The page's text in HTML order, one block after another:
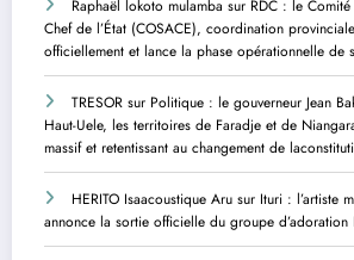
Raphaël lokoto mulamba sur RDC : le
Chef de l’État (COSACE), coordination
officiellement et lance la phase opérationnelle de
TRESOR sur Politique : le gouverneur Jean
Haut-Uele, les territoires de Faradje et de
massif et retentissant au changement de
HERITO Isaacoustique Aru sur Ituri : l’artiste
annonce la sortie officielle du groupe d’adoration